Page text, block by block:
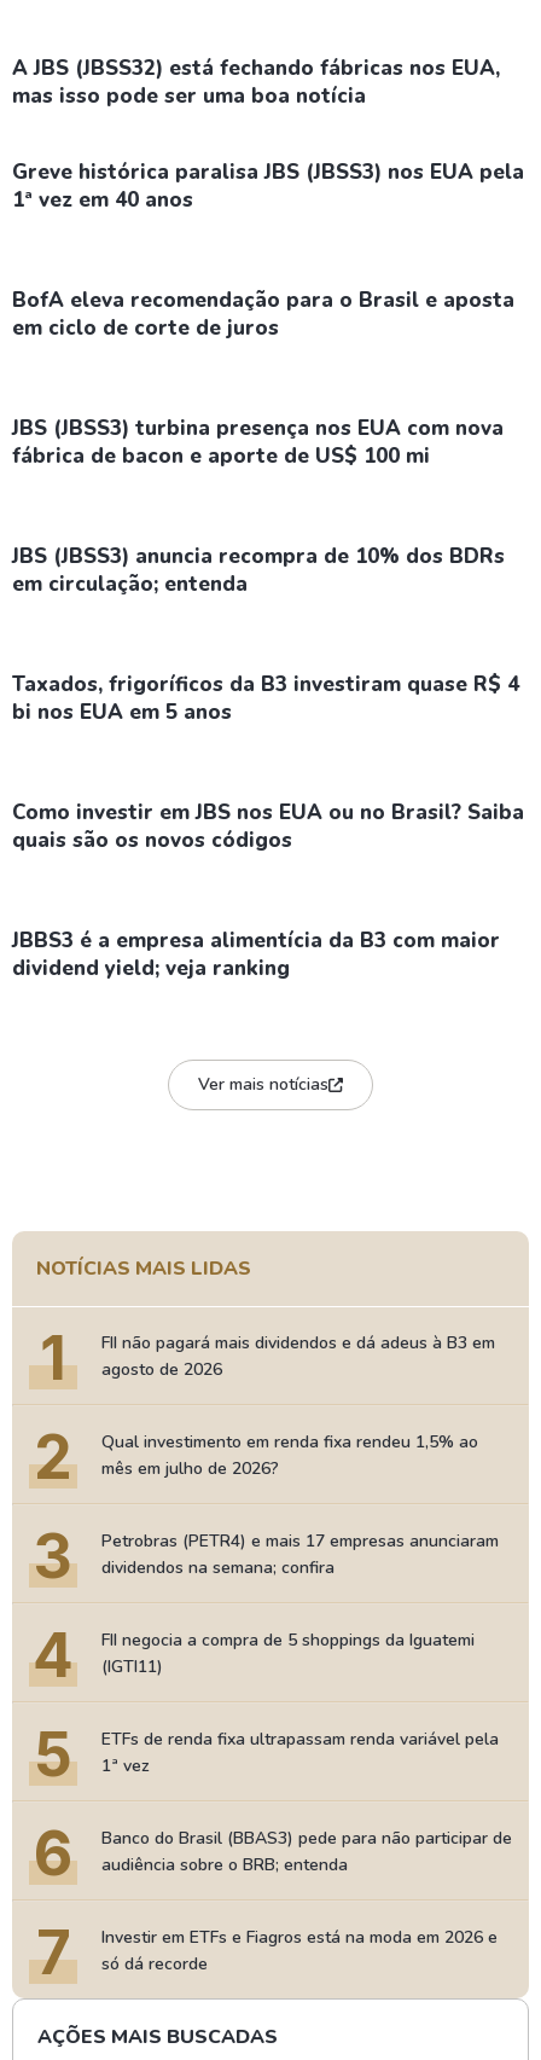
A JBS (JBSS32) está fechando fábricas nos EUA,
mas isso pode ser uma boa notícia
Greve histórica paralisa JBS (JBSS3) nos EUA pela
1ª vez em 40 anos
BofA eleva recomendação para o Brasil e aposta
em ciclo de corte de juros
JBS (JBSS3) turbina presença nos EUA com nova
fábrica de bacon e aporte de US$ 100 mi
JBS (JBSS3) anuncia recompra de 10% dos BDRs
em circulação; entenda
Taxados, frigoríficos da B3 investiram quase R$ 4
bi nos EUA em 5 anos
Como investir em JBS nos EUA ou no Brasil? Saiba
quais são os novos códigos
JBBS3 é a empresa alimentícia da B3 com maior
dividend yield; veja ranking
Ver mais notícias
NOTÍCIAS MAIS LIDAS
1
FII não pagará mais dividendos e dá adeus à B3 em
agosto de 2026
2
Qual investimento em renda fixa rendeu 1,5% ao
mês em julho de 2026?
3
Petrobras (PETR4) e mais 17 empresas anunciaram
dividendos na semana; confira
4
FII negocia a compra de 5 shoppings da Iguatemi
(IGTI11)
5
ETFs de renda fixa ultrapassam renda variável pela
1ª vez
6
Banco do Brasil (BBAS3) pede para não participar de
audiência sobre o BRB; entenda
7
Investir em ETFs e Fiagros está na moda em 2026 e
só dá recorde
AÇÕES MAIS BUSCADAS